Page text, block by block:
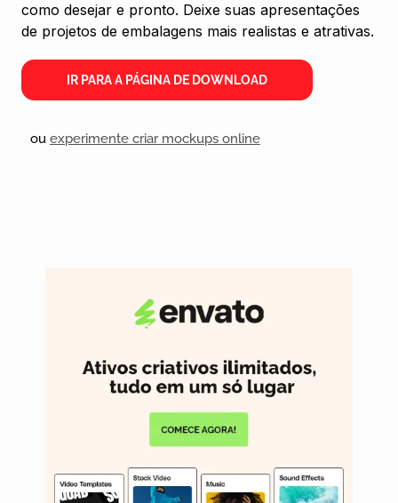
como desejar e pronto. Deixe suas apresentações
de projetos de embalagens mais realistas e atrativas.
IR PARA A PÁGINA DE DOWNLOAD
ou experimente criar mockups online